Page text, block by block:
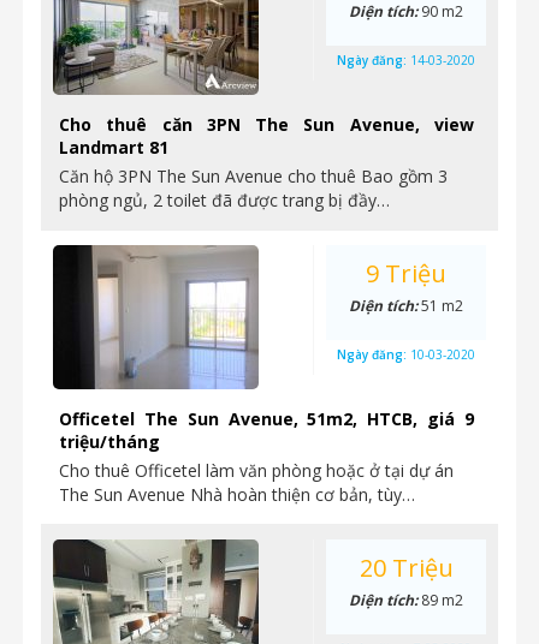
Cho thuê căn 3PN The Sun Avenue, view
Landmart 81
Căn hộ 3PN The Sun Avenue cho thuê Bao gồm 3
phòng ngủ, 2 toilet đã được trang bị đầy…
Diện tích:90 m2
Ngày đăng: 14-03-2020
Officetel The Sun Avenue, 51m2, HTCB, giá 9
triệu/tháng
Cho thuê Officetel làm văn phòng hoặc ở tại dự án
The Sun Avenue Nhà hoàn thiện cơ bản, tùy…
9 Triệu
Diện tích:51 m2
Ngày đăng: 10-03-2020
20 Triệu
Diện tích:89 m2